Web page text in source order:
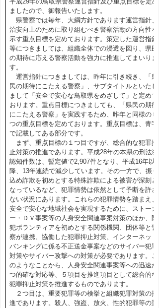
ましたので、御報告いたします。
県警察では毎年、大綱方針であります運営指針、
治安向上のために取り組むべき警察活動の方向性を
示す重点目標を定めております。策定した運営指針
等につきましては、組織全体での浸透を図り、県民
の期待に応える警察活動を強力に推進してまいりま
す。
運営指針につきましては、昨年に引き続き、「県
民の期待にこたえる警察」、サブタイトルといたし
まして「安全で安心な鳥取県をめざして」と定めて
おります。重点目標につきましても、「県民の期待
にこたえる警察」を実践するため、昨年と同様の５
つの重点目標を定めております。重点目標は、青字
で記載してある部分です。
まず、重点目標の１つ目ですが、総合的な犯罪抑
止対策の推進であります。平成28年の本県の刑法犯
認知件数は、暫定値で2,907件となり、平成16年以
降、13年連続で減少しています。その一方で、振り
込め詐欺を初めとする特殊詐欺による被害が深刻と
なっているなど、犯罪情勢は依然として予断を許さ
ない状況にあります。これらの犯罪情勢を踏まえ、
安全で安心な地域社会を実現するために、ストーカ
ー・ＤＶ事案等の人身安全関連事案対策のほか、防
犯ボランティアを初めとする関係機関、団体等と警
察が連携、協働した犯罪抑止対策、インターネット
バンキングに係る不正送金事案などのサイバー犯罪
対策やサイバー攻撃への対策が必要であります。こ
のようなことから、人身安全関連事案等への迅速か
つ的確な対応等、５項目を推進項目として総合的な
犯罪抑止対策を推進するものであります。
２つ目は、重要犯罪等の検挙と組織犯罪対策の推
進であります。殺人、強盗、放火、性的犯罪等の重